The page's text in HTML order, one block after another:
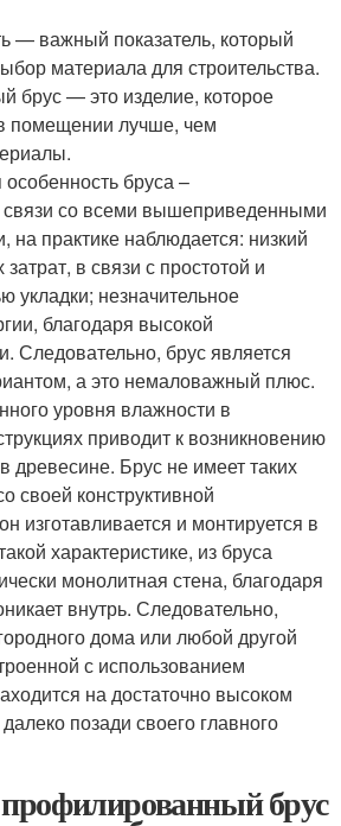
— важный показатель, который
материала для строительства.
брус — это изделие, которое
помещении лучше, чем
бруса –
связи со всеми вышеприведенными
на практике наблюдается: низкий
в связи с простотой и
укладки; незначительное
благодаря высокой
Следовательно, брус является
а это немаловажный плюс.
уровня влажности в
приводит к возникновению
древесине. Брус не имеет таких
своей конструктивной
изготавливается и монтируется в
характеристике, из бруса
монолитная стена, благодаря
внутрь. Следовательно,
дома или любой другой
с использованием
на достаточно высоком
позади своего главного
брус